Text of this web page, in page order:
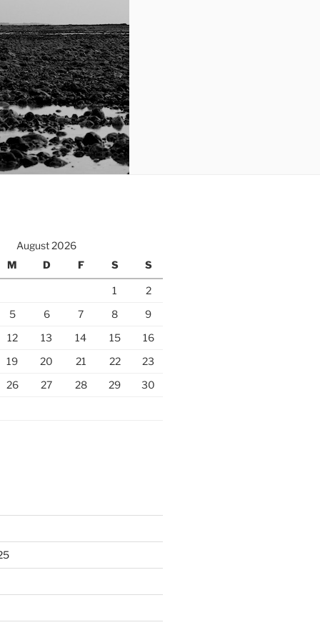
August 2026
M
D F S S
1
2
5
6 7 8
9
12
13 14 15
16
19
20 21 22
23
26
27 28 29 30